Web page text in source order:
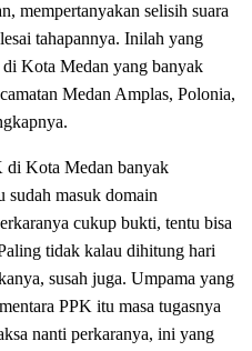
mempertanyakan selisih suara
tahapannya. Inilah yang
Kota Medan yang banyak
Medan Amplas, Polonia,
di Kota Medan banyak
sudah masuk domain
cukup bukti, tentu bisa
tidak kalau dihitung hari
susah juga. Umpama yang
PPK itu masa tugasnya
nanti perkaranya, ini yang